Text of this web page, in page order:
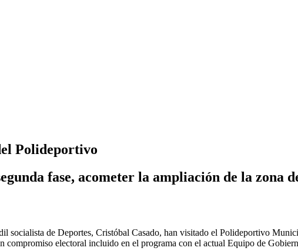
Polideportivo
fase, acometer la ampliación de la zona
socialista de Deportes, Cristóbal Casado, han visitado el Polideportivo
electoral incluido en el programa con el actual Equipo de